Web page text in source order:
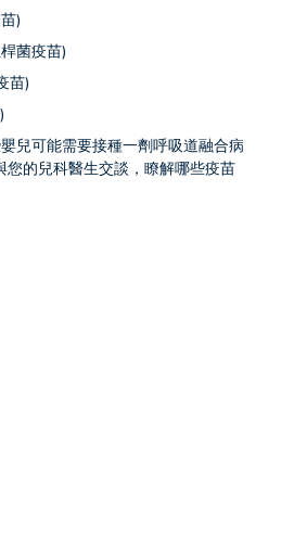
)
菌疫苗)
苗)
兒可能需要接種一劑呼吸道融合病
您的兒科醫生交談，瞭解哪些疫苗